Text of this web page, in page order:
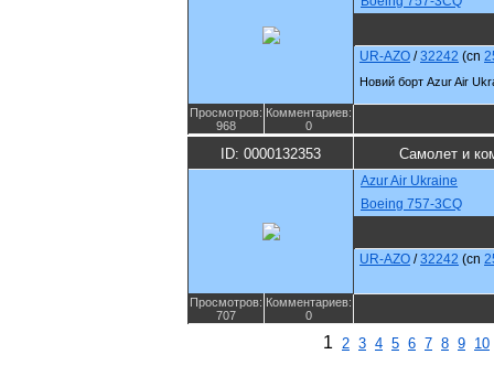
UR-AZO /32242 (cn
Новий борт Azur Air
Просмотров:
968
Комментариев:
0
ID: 0000132353 Самолет и
Azur Air Ukraine
Boeing 757-3CQ
UR-AZO /32242 (cn
Просмотров:
707
Комментариев:
0
1 2 3 4 5 6 7 8 9 10